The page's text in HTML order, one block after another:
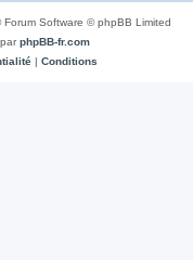
Forum Software © phpBB Limited
phpBB-fr.com
| Conditions